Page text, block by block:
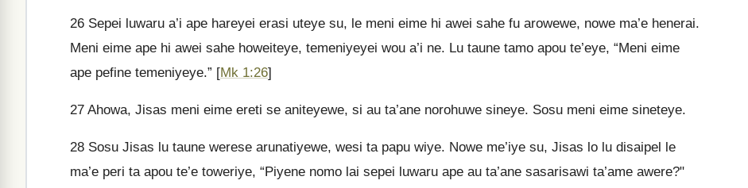
26 Sepei luwaru a’i ape hareyei erasi uteye su, le meni eime hi awei sahe fu arowewe, nowe ma’e henerai.
Meni eime ape hi awei sahe howeiteye, temeniyeyei wou a’i ne. Lu taune tamo apou te’eye, “Meni eime
ape pefine temeniyeye.” [Mk 1:26]
27 Ahowa, Jisas meni eime ereti se aniteyewe, si au ta’ane norohuwe sineye. Sosu meni eime sineteye.
28 Sosu Jisas lu taune werese arunatiyewe, wesi ta papu wiye. Nowe me’iye su, Jisas lo lu disaipel le
ma’e peri ta apou te’e toweriye, “Piyene nomo lai sepei luwaru ape au ta’ane sasarisawi ta’ame awere?"